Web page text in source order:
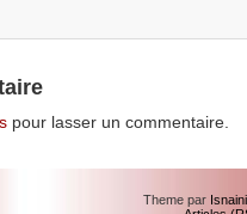
pour lasser un commentaire.
Theme par